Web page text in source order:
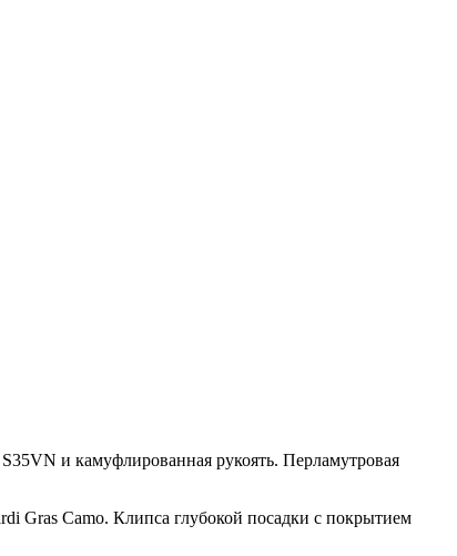
S35VN и камуфлированная рукоять. Перламутровая
Gras Camo. Клипса глубокой посадки с покрытием